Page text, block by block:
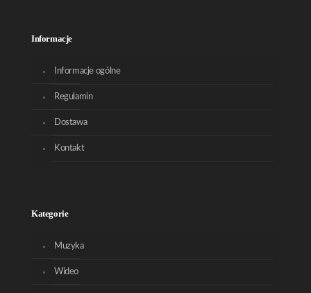
Informacje
Informacje ogólne
Regulamin
Dostawa
Kontakt
Kategorie
Muzyka
Wideo